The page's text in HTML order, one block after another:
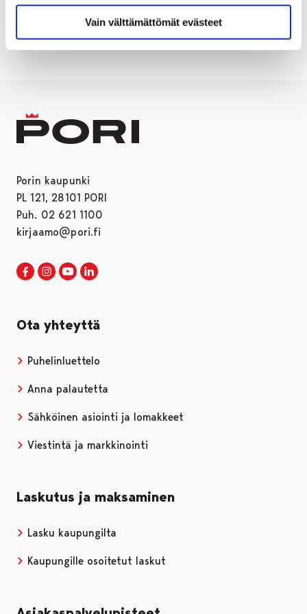
Vain välttämättömät evästeet
ole.
Porin kaupunki
PL 121, 28101 PORI
Puh. 02 621 1100
kirjaamo@pori.fi
Porin kaupunki Facebookissa
Avautuu uudessa välilehdessä
Porin kaupunki Instagramissa
Avautuu uudessa välilehdessä
Porin kaupunki Youtubessa
Avautuu uudessa välilehdessä
Ota yhteyttä
Puhelinluettelo
Anna palautetta
Sähköinen asiointi ja lomakkeet
Viestintä ja markkinointi
Laskutus ja maksaminen
Lasku kaupungilta
Kaupungille osoitetut laskut